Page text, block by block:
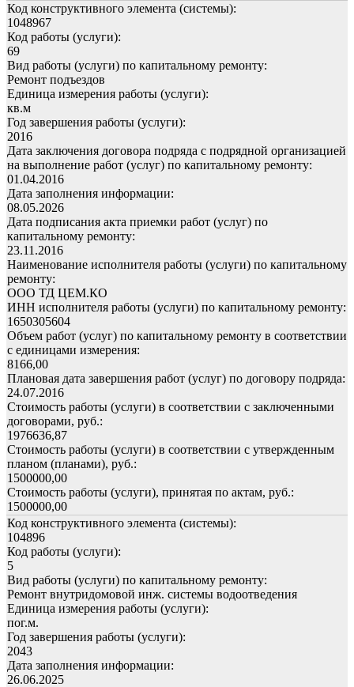
Код конструктивного элемента (системы):
1048967
Код работы (услуги):
69
Вид работы (услуги) по капитальному ремонту:
Ремонт подъездов
Единица измерения работы (услуги):
кв.м
Год завершения работы (услуги):
2016
Дата заключения договора подряда с подрядной организацией
на выполнение работ (услуг) по капитальному ремонту:
01.04.2016
Дата заполнения информации:
08.05.2026
Дата подписания акта приемки работ (услуг) по
капитальному ремонту:
23.11.2016
Наименование исполнителя работы (услуги) по капитальному
ремонту:
ООО ТД ЦЕМ.КО
ИНН исполнителя работы (услуги) по капитальному ремонту:
1650305604
Объем работ (услуг) по капитальному ремонту в соответствии
с единицами измерения:
8166,00
Плановая дата завершения работ (услуг) по договору подряда:
24.07.2016
Стоимость работы (услуги) в соответствии с заключенными
договорами, руб.:
1976636,87
Стоимость работы (услуги) в соответствии с утвержденным
планом (планами), руб.:
1500000,00
Стоимость работы (услуги), принятая по актам, руб.:
1500000,00
Код конструктивного элемента (системы):
104896
Код работы (услуги):
5
Вид работы (услуги) по капитальному ремонту:
Ремонт внутридомовой инж. системы водоотведения
Единица измерения работы (услуги):
пог.м.
Год завершения работы (услуги):
2043
Дата заполнения информации:
26.06.2025